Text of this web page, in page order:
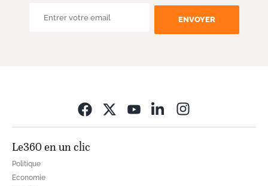
ENVOYER
Le360 en un clic
Politique
Economie